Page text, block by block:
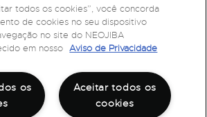
1073
todos os cookies”, você concorda
de cookies no seu dispositivo
no site do NEOJIBA
em nosso Aviso de Privacidade
Aceitar todos os
cookies
os